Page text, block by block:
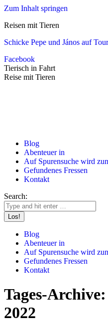
Zum Inhalt springen
Reisen mit Tieren
Schicke Pepe und János auf Tour
Facebook
Tierisch in Fahrt
Reise mit Tieren
Blog
Abenteuer in
Auf Spurensuche wird
Gefundenes Fressen
Kontakt
Search:
Blog
Abenteuer in
Auf Spurensuche wird
Gefundenes Fressen
Kontakt
Tages-Archive:
2022